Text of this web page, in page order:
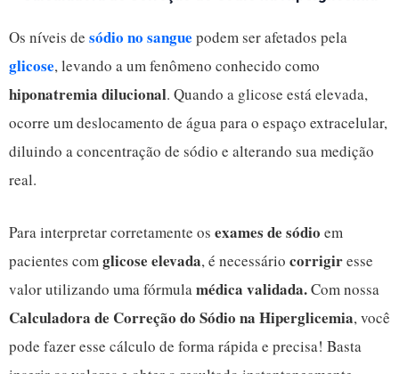
Os níveis de sódio no sangue podem ser afetados pela
glicose, levando a um fenômeno conhecido como
hiponatremia dilucional. Quando a glicose está elevada,
ocorre um deslocamento de água para o espaço extracelular,
diluindo a concentração de sódio e alterando sua medição
real.
Para interpretar corretamente os exames de sódio em
pacientes comglicose elevada, é necessário corrigiresse
valor utilizando uma fórmulamédica validada.Com nossa
Calculadora de Correção do Sódio na Hiperglicemia, você
pode fazer esse cálculo de forma rápida e precisa! Basta